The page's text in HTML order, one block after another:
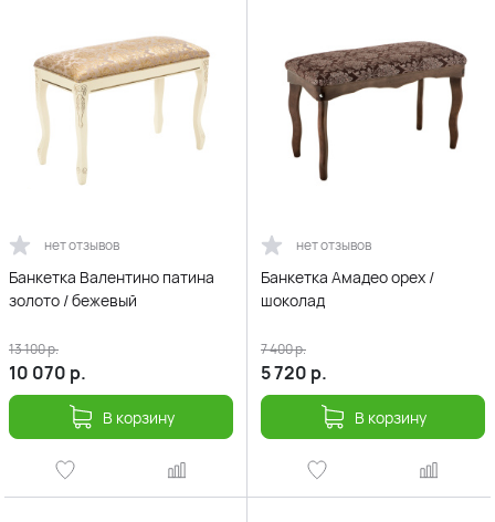
нет отзывов
Банкетка Валентино патина
золото / бежевый
10 070 р.
13 100р.
В корзину
нет отзывов
Банкетка Амадео орех /
шоколад
5 720 р.
7 400р.
В корзину